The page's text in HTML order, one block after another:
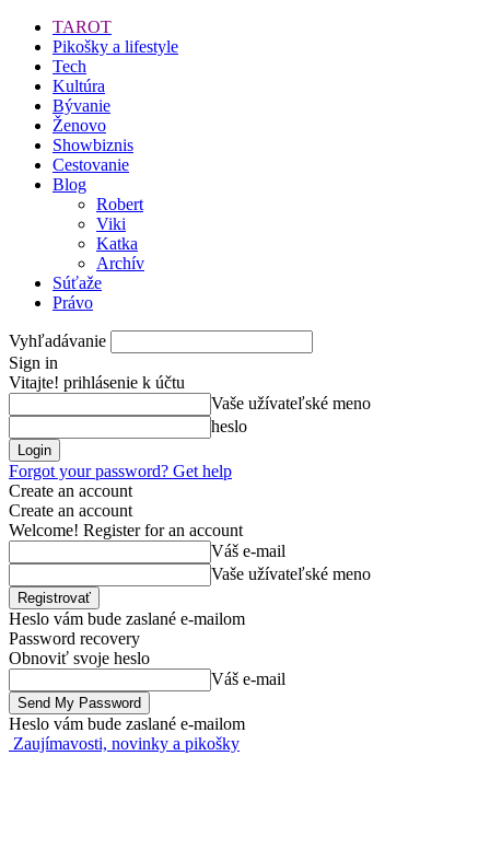
TAROT
Pikošky a lifestyle
Tech
Kultúra
Bývanie
Ženovo
Showbiznis
Cestovanie
Blog
Robert
Viki
Katka
Archív
Súťaže
Právo
Vyhľadávanie
Sign in
Vitajte! prihlásenie k účtu
Vaše užívateľské meno
heslo
Forgot your password? Get help
Create an account
Create an account
Welcome! Register for an account
Váš e-mail
Vaše užívateľské meno
Heslo vám bude zaslané e-mailom
Password recovery
Obnoviť svoje heslo
Váš e-mail
Heslo vám bude zaslané e-mailom
Zaujímavosti, novinky a pikošky